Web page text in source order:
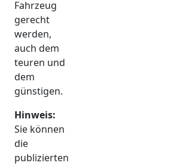
Fahrzeug
gerecht
werden,
auch dem
teuren und
dem
günstigen.
Hinweis:
Sie können
die
publizierten